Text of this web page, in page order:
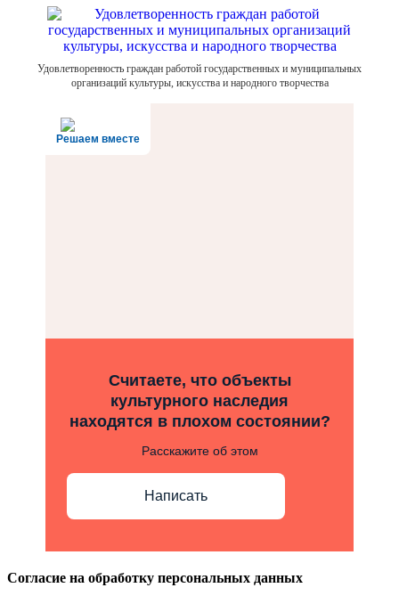
Удовлетворенность граждан работой государственных и муниципальных
организаций культуры, искусства и народного творчества
Решаем вместе
Считаете, что объекты
культурного наследия
находятся в плохом состоянии?
Расскажите об этом
Написать
Согласие на обработку персональных данных